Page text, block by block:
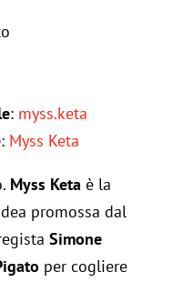
: myss.keta
: Myss Keta
Myss Keta è la
promossa dal
Simone
per cogliere